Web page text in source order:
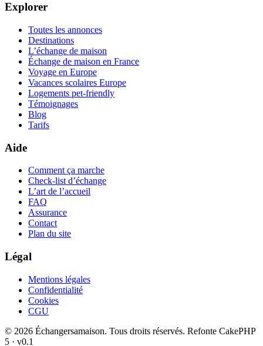
Explorer
Toutes les annonces
Destinations
L’échange de maison
Échange de maison en France
Voyage en Europe
Vacances scolaires Europe
Logements pet-friendly
Témoignages
Blog
Tarifs
Aide
Comment ça marche
Check-list d’échange
L’art de l’accueil
FAQ
Assurance
Contact
Plan du site
Légal
Mentions légales
Confidentialité
Cookies
CGU
© 2026 Échangersamaison. Tous droits réservés. Refonte CakePHP
5 · v0.1